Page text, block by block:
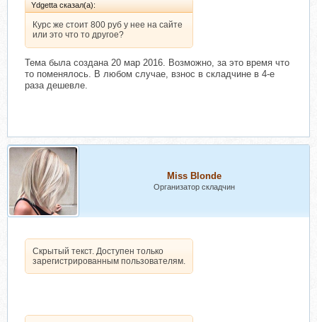
Ydgetta сказал(а):
Курс же стоит 800 руб у нее на сайте
или это что то другое?
Тема была создана 20 мар 2016. Возможно, за это время что
то поменялось. В любом случае, взнос в складчине в 4-е
раза дешевле.
Miss Blonde
Организатор складчин
Скрытый текст. Доступен только
зарегистрированным пользователям.